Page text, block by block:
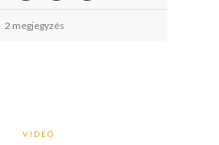
2 megjegyzés
VIDEÓ